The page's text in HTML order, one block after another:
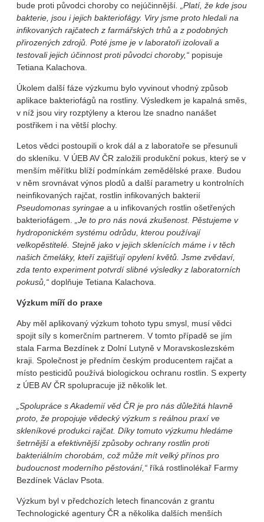
bude proti původci choroby co nejúčinnější. „Platí, že kde jsou
bakterie, jsou i jejich bakteriofágy. Viry jsme proto hledali na
infikovaných rajčatech z farmářských trhů a z podobných
přirozených zdrojů. Poté jsme je v laboratoři izolovali a
testovali jejich účinnost proti původci choroby,“ popisuje
Tetiana Kalachova.
Úkolem další fáze výzkumu bylo vyvinout vhodný způsob
aplikace bakteriofágů na rostliny. Výsledkem je kapalná směs,
v níž jsou viry rozptýleny a kterou lze snadno nanášet
postřikem i na větší plochy.
Letos vědci postoupili o krok dál a z laboratoře se přesunuli
do skleníku. V ÚEB AV ČR založili produkční pokus, který se v
menším měřítku blíží podmínkám zemědělské praxe. Budou
v něm srovnávat výnos plodů a další parametry u kontrolních
neinfikovaných rajčat, rostlin infikovaných bakterií
Pseudomonas syringae a u infikovaných rostlin ošetřených
bakteriofágem. „Je to pro nás nová zkušenost. Pěstujeme v
hydroponickém systému odrůdu, kterou používají
velkopěstitelé. Stejně jako v jejich sklenících máme i v těch
našich čmeláky, kteří zajišťují opylení květů. Jsme zvědaví,
zda tento experiment potvrdí slibné výsledky z laboratorních
pokusů,“ doplňuje Tetiana Kalachova.
Výzkum míří do praxe
Aby měl aplikovaný výzkum tohoto typu smysl, musí vědci
spojit síly s komerčním partnerem. V tomto případě se jím
stala Farma Bezdínek z Dolní Lutyně v Moravskoslezském
kraji. Společnost je předním českým producentem rajčat a
místo pesticidů používá biologickou ochranu rostlin. S experty
z ÚEB AV ČR spolupracuje již několik let.
„Spolupráce s Akademií věd ČR je pro nás důležitá hlavně
proto, že propojuje vědecký výzkum s reálnou praxí ve
skleníkové produkci rajčat. Díky tomuto výzkumu hledáme
šetrnější a efektivnější způsoby ochrany rostlin proti
bakteriálním chorobám, což může mít velký přínos pro
budoucnost moderního pěstování,“ říká rostlinolékař Farmy
Bezdínek Václav Psota.
Výzkum byl v předchozích letech financován z grantu
Technologické agentury ČR a několika dalších menších